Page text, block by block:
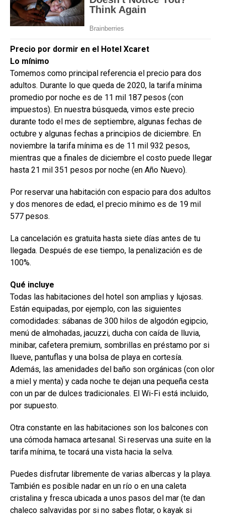
Precio por dormir en el Hotel Xcaret
Lo mínimo
Tomemos como principal referencia el precio para dos
adultos. Durante lo que queda de 2020, la tarifa mínima
promedio por noche es de 11 mil 187 pesos (con
impuestos). En nuestra búsqueda, vimos este precio
durante todo el mes de septiembre, algunas fechas de
octubre y algunas fechas a principios de diciembre. En
noviembre la tarifa mínima es de 11 mil 932 pesos,
mientras que a finales de diciembre el costo puede llegar
hasta 21 mil 351 pesos por noche (en Año Nuevo).
Por reservar una habitación con espacio para dos adultos
y dos menores de edad, el precio mínimo es de 19 mil
577 pesos.
La cancelación es gratuita hasta siete días antes de tu
llegada. Después de ese tiempo, la penalización es de
100%.
Qué incluye
Todas las habitaciones del hotel son amplias y lujosas.
Están equipadas, por ejemplo, con las siguientes
comodidades: sábanas de 300 hilos de algodón egipcio,
menú de almohadas, jacuzzi, ducha con caída de lluvia,
minibar, cafetera premium, sombrillas en préstamo por si
llueve, pantuflas y una bolsa de playa en cortesía.
Además, las amenidades del baño son orgánicas (con olor
a miel y menta) y cada noche te dejan una pequeña cesta
con un par de dulces tradicionales. El Wi-Fi está incluido,
por supuesto.
Otra constante en las habitaciones son los balcones con
una cómoda hamaca artesanal. Si reservas una suite en la
tarifa mínima, te tocará una vista hacia la selva.
Puedes disfrutar libremente de varias albercas y la playa.
También es posible nadar en un río o en una caleta
cristalina y fresca ubicada a unos pasos del mar (te dan
chaleco salvavidas por si no sabes flotar, o kayak si